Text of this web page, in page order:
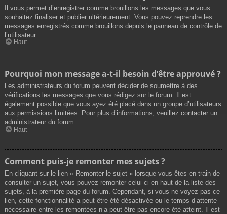
Il vous permet d’enregistrer comme brouillons les messages que vous
souhaitez finaliser et publier ultérieurement. Vous pouvez reprendre les
messages enregistrés comme brouillons depuis le panneau de contrôle de
l’utilisateur.
Haut
Pourquoi mon message a-t-il besoin d’être approuvé ?
Les administrateurs du forum peuvent décider de soumettre à des
vérifications les messages que vous rédigez sur le forum. Il est
également possible que vous ayez été placé dans un groupe d’utilisateurs
aux permissions limitées. Pour plus d’informations, veuillez contacter un
administrateur du forum.
Haut
Comment puis-je remonter mes sujets ?
En cliquant sur le lien « Remonter le sujet » lorsque vous êtes en train de
consulter un sujet, vous pouvez remonter celui-ci en haut de la liste des
sujets, à la première page du forum. Cependant, si vous ne voyez pas ce
lien, cette fonctionnalité a peut-être été désactivée ou le temps d’attente
nécessaire entre les remontées n’a peut-être pas encore été atteint. Il est